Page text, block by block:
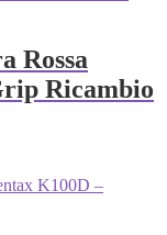
Rossa
Ricambio